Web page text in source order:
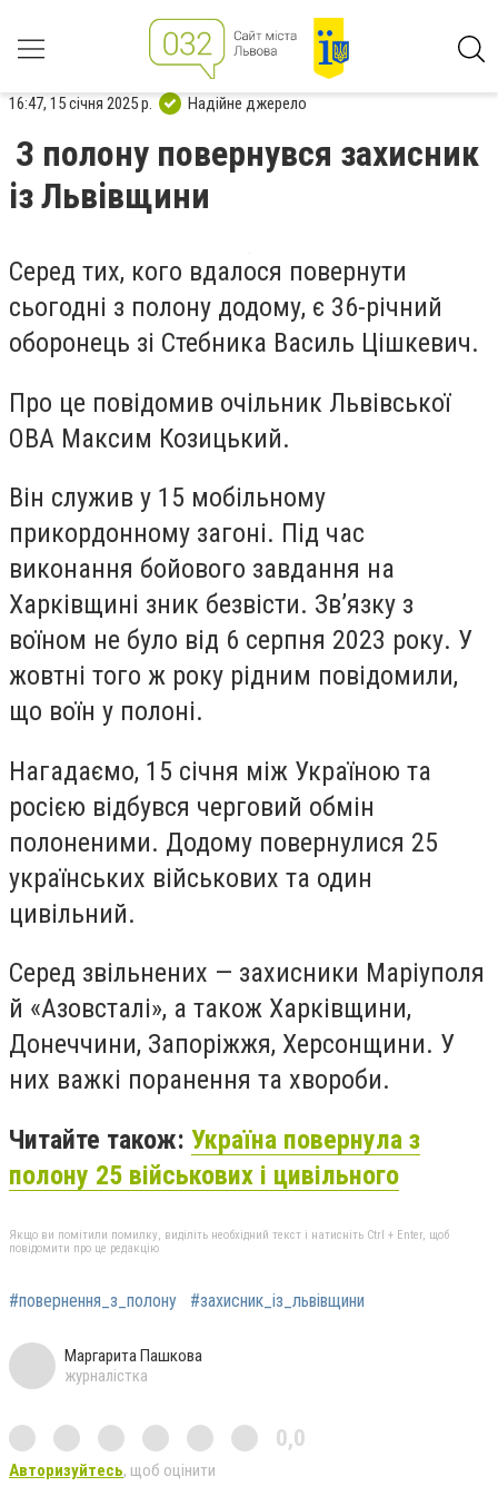
16:47, 15 січня 2025 р. Надійне джерело
З полону повернувся захисник
із Львівщини
Серед тих, кого вдалося повернути
сьогодні з полону додому, є 36-річний
оборонець зі Стебника Василь Цішкевич.
Про це повідомив очільник Львівської
ОВА Максим Козицький.
Він служив у 15 мобільному
прикордонному загоні. Під час
виконання бойового завдання на
Харківщині зник безвісти. Звʼязку з
воїном не було від 6 серпня 2023 року. У
жовтні того ж року рідним повідомили,
що воїн у полоні.
Нагадаємо, 15 січня між Україною та
росією відбувся черговий обмін
полоненими. Додому повернулися 25
українських військових та один
цивільний.
Серед звільнених — захисники Маріуполя
й «Азовсталі», а також Харківщини,
Донеччини, Запоріжжя, Херсонщини. У
них важкі поранення та хвороби.
Читайте також: Україна повернула з
полону 25 військових і цивільного
Якщо ви помітили помилку, виділіть необхідний текст і натисніть Ctrl + Enter, щоб
повідомити про це редакцію
#повернення_з_полону #захисник_із_львівщини
Маргарита Пашкова
журналістка
0,0
Авторизуйтесь, щоб оцінити